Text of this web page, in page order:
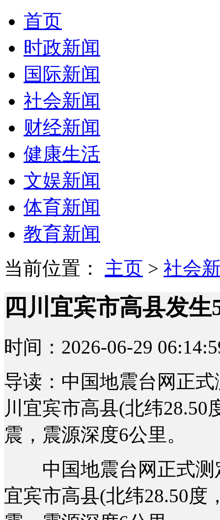
首页
时政新闻
国际新闻
社会新闻
财经新闻
健康生活
文娱新闻
体育新闻
教育新闻
当前位置： 主页 > 社会
四川宜宾市高县发
时间：2026-06-29
导读：中国地震台网正
川宜宾市高县(北纬28.50
震，震源深度6公里。
中国地震台网正式测
宜宾市高县(北纬28.50度